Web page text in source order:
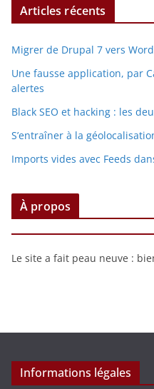
Articles récents
Migrer de Drupal 7 vers
Une fausse application, par
alertes
Black SEO et hacking : les
S’entraîner à la
Imports vides avec Feeds
À propos
Le site a fait peau neuve :
Informations légales